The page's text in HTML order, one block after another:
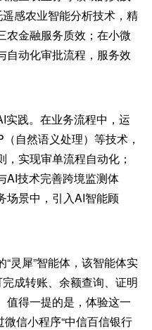
感农业智能分析技术，精
农金融服务质效；在小微
自动化审批流程，服务效
实践。在业务流程中，运
自然语义处理）等技术，
实现审单流程自动化；
AI技术完善跨境监测体
场景中，引入AI智能顾
灵犀”智能体，该智能体实
成转账、余额查询、证明
值得一提的是，体验这一
信小程序“中信百信银行